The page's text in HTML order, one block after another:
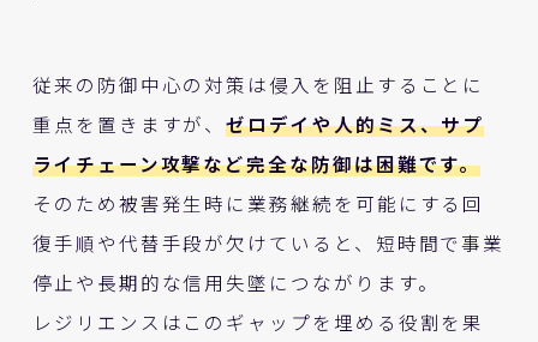
従来の防御中心の対策は侵入を阻止することに
重点を置きますが、ゼロデイや人的ミス、サプ
ライチェーン攻撃など完全な防御は困難です。
そのため被害発生時に業務継続を可能にする回
復手順や代替手段が欠けていると、短時間で事業
停止や長期的な信用失墜につながります。
レジリエンスはこのギャップを埋める役割を果